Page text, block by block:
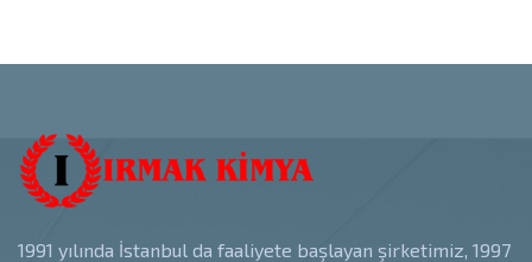
1991 yılında İstanbul da faaliyete başlayan şirketimiz, 1997